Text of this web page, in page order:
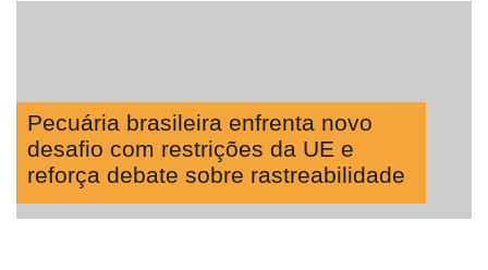
Pecuária brasileira enfrenta novo
desafio com restrições da UE e
reforça debate sobre rastreabilidade